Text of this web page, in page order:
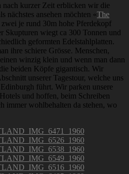
nach kurzer Zeit erblicken wir die
nächstes ansehen möchten «The
je rund 30m hohe Pferdekopf
Skupturen wiegt ca 300 Tonnen und
geformten Edelstahlplatten.
ihre schiere Grösse. Menschen,
winzig klein und wenn man dann
beiden Köpfe gigantisch. Wir
unserer Tagestour, welche uns
führt. Wir parken unsere
und hoffen, beim Schreiben
immer wohlbehalten da stehen, wo